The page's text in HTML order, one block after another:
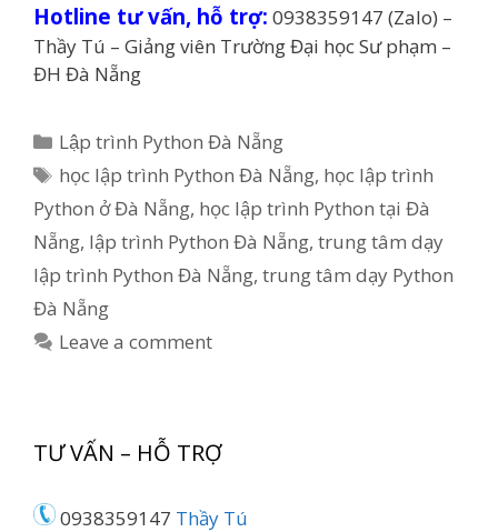
Hotline tư vấn, hỗ trợ: 0938359147 (Zalo) –
Thầy Tú – Giảng viên Trường Đại học Sư phạm –
ĐH Đà Nẵng
Categories
Lập trình Python Đà Nẵng
Tags
học lập trình Python Đà Nẵng, học lập trình
Python ở Đà Nẵng, học lập trình Python tại Đà
Nẵng, lập trình Python Đà Nẵng, trung tâm dạy
lập trình Python Đà Nẵng, trung tâm dạy Python
Đà Nẵng
Leave a comment
TƯ VẤN – HỖ TRỢ
0938359147 Thầy Tú